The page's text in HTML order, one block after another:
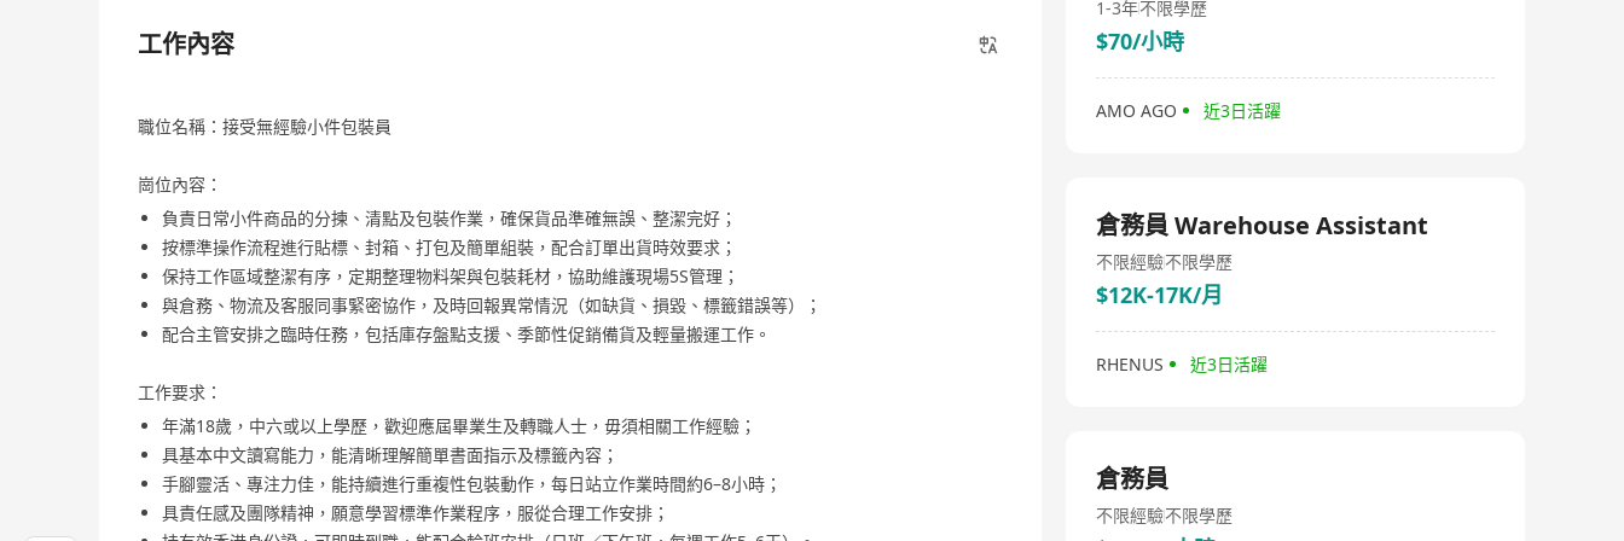
工作內容
職位名稱：接受無經驗小件包裝員
崗位內容：
負責日常小件商品的分揀、清點及包裝作業，確保貨品準確無誤、整潔完好；
按標準操作流程進行貼標、封箱、打包及簡單組裝，配合訂單出貨時效要求；
保持工作區域整潔有序，定期整理物料架與包裝耗材，協助維護現場5S管理；
與倉務、物流及客服同事緊密協作，及時回報異常情況（如缺貨、損毀、標籤錯誤等）；
配合主管安排之臨時任務，包括庫存盤點支援、季節性促銷備貨及輕量搬運工作。
工作要求：
年滿18歲，中六或以上學歷，歡迎應屆畢業生及轉職人士，毋須相關工作經驗；
具基本中文讀寫能力，能清晰理解簡單書面指示及標籤內容；
手腳靈活、專注力佳，能持續進行重複性包裝動作，每日站立作業時間約6–8小時；
具責任感及團隊精神，願意學習標準作業程序，服從合理工作安排；
1-3年不限學歷
$70/小時
AMO AGO 近3日活躍
倉務員 Warehouse Assistant
不限經驗不限學歷
$12K-17K/月
RHENUS 近3日活躍
倉務員
不限經驗不限學歷